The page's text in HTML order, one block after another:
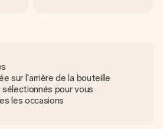
sur l'arrière de la bouteille
sélectionnés pour vous
les occasions